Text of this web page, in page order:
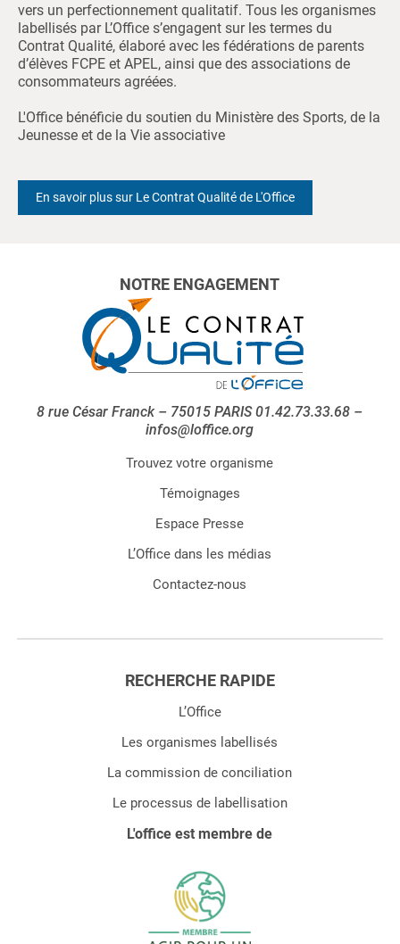
vers un perfectionnement qualitatif. Tous les organismes
labellisés par L’Office s’engagent sur les termes du
Contrat Qualité, élaboré avec les fédérations de parents
d’élèves FCPE et APEL, ainsi que des associations de
consommateurs agréées.
L'Office bénéficie du soutien du Ministère des Sports, de la
Jeunesse et de la Vie associative
En savoir plus sur Le Contrat Qualité de L'Office
NOTRE ENGAGEMENT
8 rue César Franck – 75015 PARIS 01.42.73.33.68 –
infos@loffice.org
Trouvez votre organisme
Témoignages
Espace Presse
L’Office dans les médias
Contactez-nous
RECHERCHE RAPIDE
L’Office
Les organismes labellisés
La commission de conciliation
Le processus de labellisation
L'office est membre de